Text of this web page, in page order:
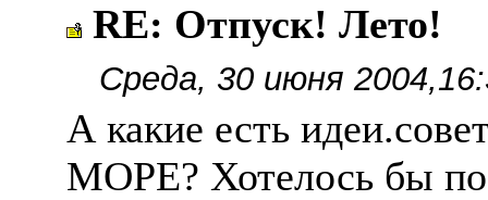
RE: Отпуск! Лето!
Среда, 30 июня
А какие есть
МОРЕ? Хотелось бы